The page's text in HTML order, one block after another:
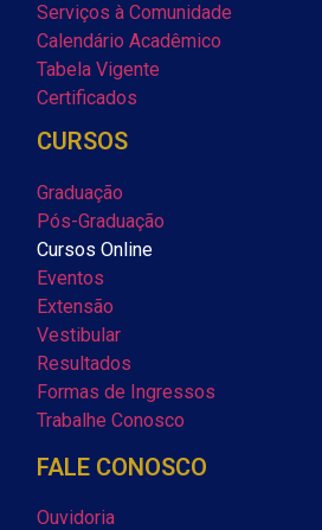
Serviços à Comunidade
Calendário Acadêmico
Tabela Vigente
Certificados
CURSOS
Graduação
Pós-Graduação
Cursos Online
Eventos
Extensão
Vestibular
Resultados
Formas de Ingressos
Trabalhe Conosco
FALE CONOSCO
Ouvidoria